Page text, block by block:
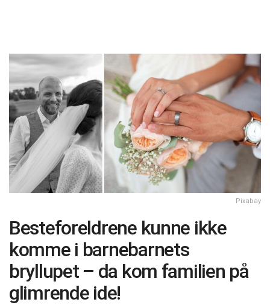
Pixabay
Besteforeldrene kunne ikke
komme i barnebarnets
bryllupet – da kom familien på
glimrende ide!